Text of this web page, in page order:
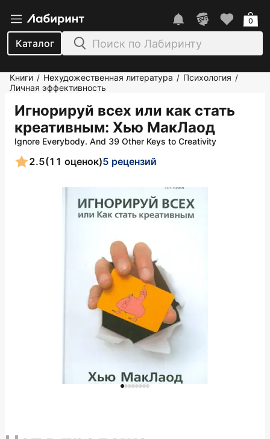
Каталог
0
Книги / Нехудожественная литература / Психология /
Личная эффективность
Игнорируй всех или как стать
креативным: Хью МакЛаод
Ignore Everybody. And 39 Other Keys to Creativity
2.5(11 оценок)5 рецензий